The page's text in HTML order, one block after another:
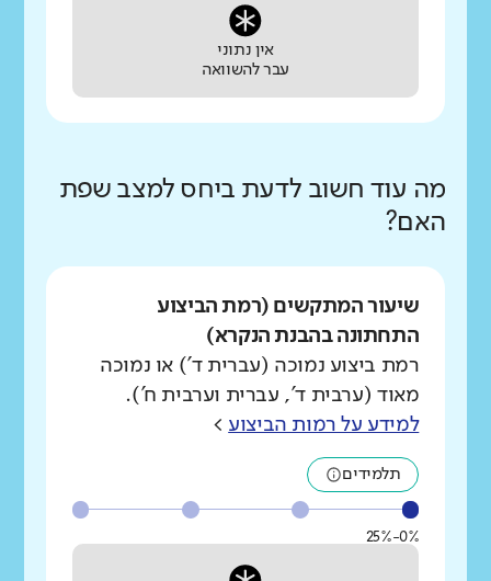
אין נתוני
עבר להשוואה
מה עוד חשוב לדעת ביחס למצב שפת
האם?
שיעור המתקשים (רמת הביצוע
התחתונה בהבנת הנקרא)
רמת ביצוע נמוכה (עברית ד') או נמוכה
מאוד (ערבית ד', עברית וערבית ח').
למידע על רמות הביצוע >
תלמידים
0%-25%